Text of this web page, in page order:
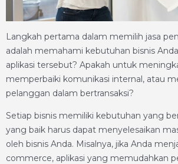
Langkah pertama dalam memilih jasa
adalah memahami kebutuhan bisnis
aplikasi tersebut? Apakah untuk
memperbaiki komunikasi internal, atau
pelanggan dalam bertransaksi?
Setiap bisnis memiliki kebutuhan yang
yang baik harus dapat menyelesaikan
oleh bisnis Anda. Misalnya, jika Anda
commerce, aplikasi yang memudahkan